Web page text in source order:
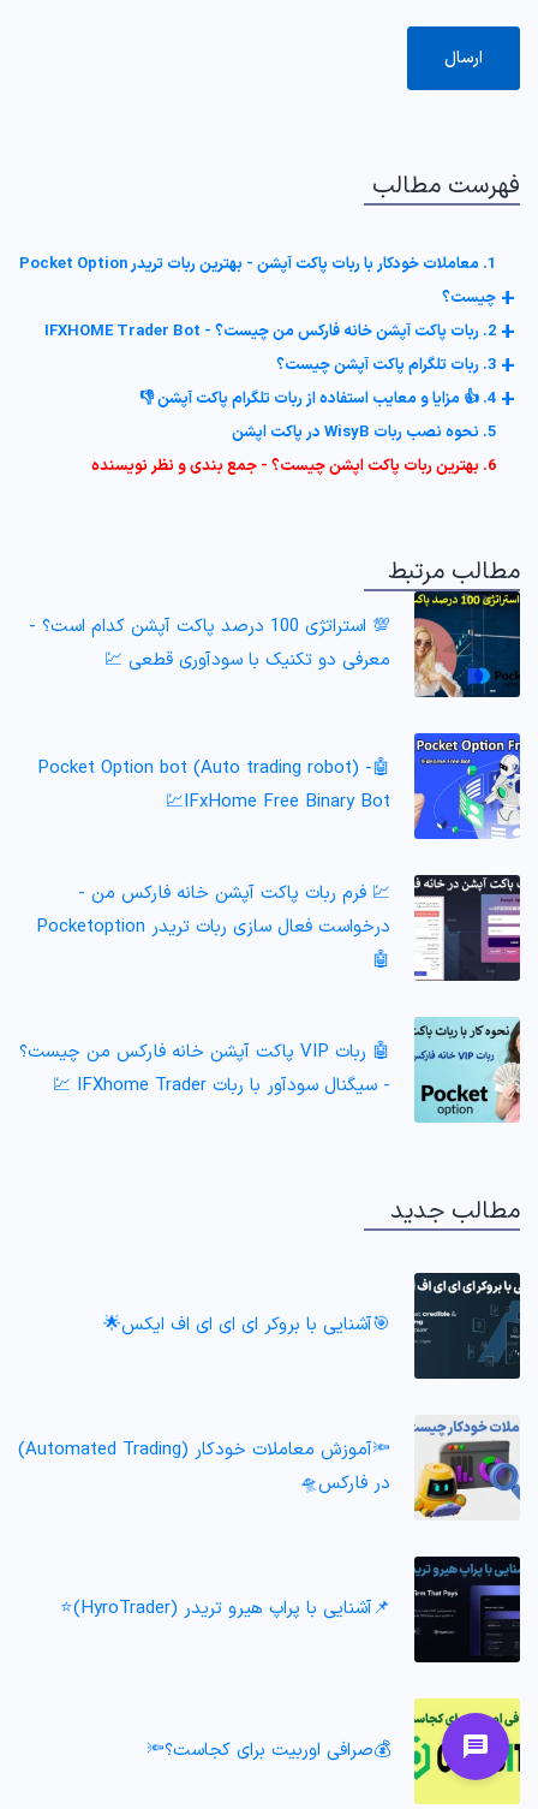
فهرست مطالب
1. معاملات خودکار با ربات پاکت آپشن - بهترین ربات تریدر Pocket Option
چیست؟ +
2. ربات پاکت آپشن خانه فارکس من چیست؟ - IFXHOME Trader Bot +
3. ربات تلگرام پاکت آپشن چیست؟ +
4. 👍 مزایا و معایب استفاده از ربات تلگرام پاکت آپشن 👎 +
5. نحوه نصب ربات WisyB در پاکت اپشن
6. بهترین ربات پاکت اپشن چیست؟ - جمع بندی و نظر نویسنده
مطالب مرتبط
💯 استراتژی 100 درصد پاکت آپشن کدام است؟ -
معرفی دو تکنیک با سودآوری قطعی 💹
Pocket Option bot (Auto trading robot) -🤖
IFxHome Free Binary Bot💹
💹 فرم ربات پاکت آپشن خانه فارکس من -
درخواست فعال سازی ربات تریدر Pocketoption
🤖
🤖 ربات VIP پاکت آپشن خانه فارکس من چیست؟
- سیگنال سودآور با ربات IFXhome Trader 💹
مطالب جدید
🎯آشنایی با بروکر ای ای ای اف ایکس🌟
🔦آموزش معاملات خودکار (Automated Trading)
در فارکس🛸
📌آشنایی با پراپ هیرو تریدر (HyroTrader)⭐️
💰صرافی اوربیت برای کجاست؟🔦